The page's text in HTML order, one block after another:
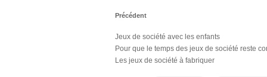
Précédent
Jeux de société avec les enfants
Pour que le temps des jeux de société reste
Les jeux de société à fabriquer